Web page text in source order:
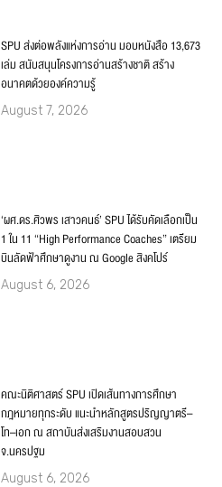
SPU ส่งต่อพลังแห่งการอ่าน มอบหนังสือ 13,673
เล่ม สนับสนุนโครงการอ่านสร้างชาติ สร้าง
อนาคตด้วยองค์ความรู้
August 7, 2026
‘ผศ.ดร.ศิวพร เสาวคนธ์’ SPU ได้รับคัดเลือกเป็น
1 ใน 11 “High Performance Coaches” เตรียม
บินลัดฟ้าศึกษาดูงาน ณ Google สิงคโปร์
August 6, 2026
คณะนิติศาสตร์ SPU เปิดเส้นทางการศึกษา
กฎหมายทุกระดับ แนะนำหลักสูตรปริญญาตรี–
โท–เอก ณ สถาบันส่งเสริมงานสอบสวน
จ.นครปฐม
August 6, 2026